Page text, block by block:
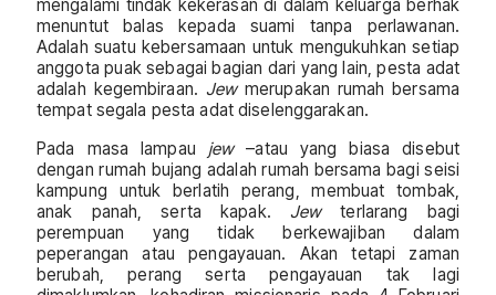
mengalami tindak kekerasan di dalam keluarga berhak
menuntut balas kepada suami tanpa perlawanan.
Adalah suatu kebersamaan untuk mengukuhkan setiap
anggota puak sebagai bagian dari yang lain, pesta adat
adalah kegembiraan. Jewmerupakan rumah bersama
tempat segala pesta adat diselenggarakan.
Pada masa lampau jew–atau yang biasa disebut
dengan rumah bujang adalah rumah bersama bagi seisi
kampung untuk berlatih perang, membuat tombak,
anak panah, serta kapak. Jewterlarang bagi
perempuan yang tidak berkewajiban dalam
peperangan atau pengayauan. Akan tetapi zaman
berubah, perang serta pengayauan tak lagi